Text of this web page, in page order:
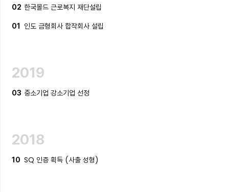
02 한국몰드 근로복지 재단설립
01 인도 금형회사 합작회사 설립
2019
03 중소기업 강소기업 선정
2018
10 SQ 인증 획득 (사출 성형)